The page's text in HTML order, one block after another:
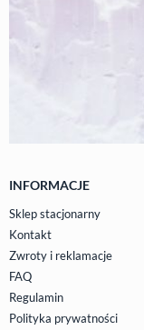
INFORMACJE
Sklep stacjonarny
Kontakt
Zwroty i reklamacje
FAQ
Regulamin
Polityka prywatności